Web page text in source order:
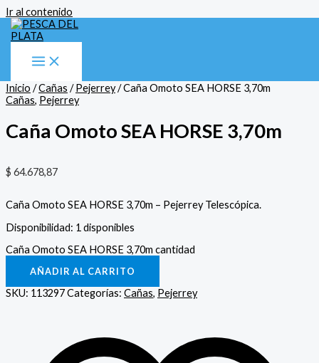
Ir al contenido
Inicio /Cañas /Pejerrey/ Caña Omoto SEA HORSE 3,70m
Cañas, Pejerrey
Caña Omoto SEA HORSE 3,70m
$ 64.678,87
Caña Omoto SEA HORSE 3,70m – Pejerrey Telescópica.
Disponibilidad: 1 disponibles
Caña Omoto SEA HORSE 3,70m cantidad
AÑADIR AL CARRITO
SKU: 113297Categorías: Cañas, Pejerrey